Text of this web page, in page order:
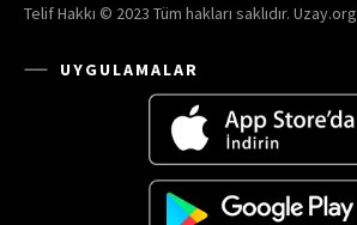
Telif Hakkı © 2023 Tüm hakları saklıdır. Uzay.org
UYGULAMALAR